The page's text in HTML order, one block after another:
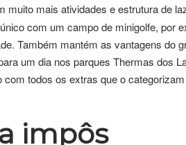
muito mais atividades e estrutura de
com um campo de minigolfe, por
Também mantém as vantagens do
um dia nos parques Thermas dos
todos os extras que o
impôs